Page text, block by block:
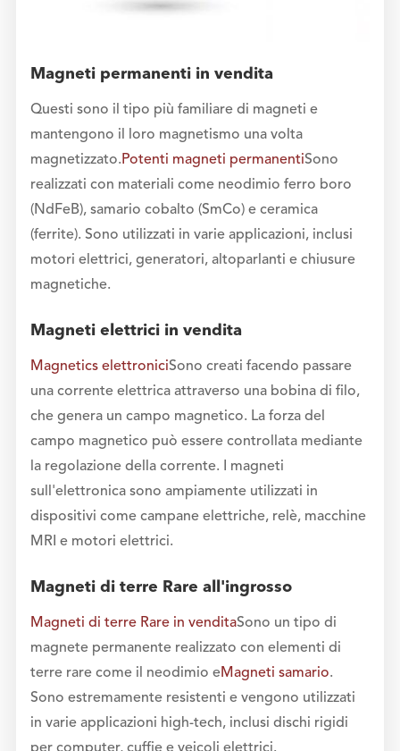
Magneti permanenti in vendita
Questi sono il tipo più familiare di magneti e
mantengono il loro magnetismo una volta
magnetizzato. Potenti magneti permanentiSono
realizzati con materiali come neodimio ferro boro
(NdFeB), samario cobalto (SmCo) e ceramica
(ferrite). Sono utilizzati in varie applicazioni, inclusi
motori elettrici, generatori, altoparlanti e chiusure
magnetiche.
Magneti elettrici in vendita
Magnetics elettroniciSono creati facendo passare
una corrente elettrica attraverso una bobina di filo,
che genera un campo magnetico. La forza del
campo magnetico può essere controllata mediante
la regolazione della corrente. I magneti
sull'elettronica sono ampiamente utilizzati in
dispositivi come campane elettriche, relè, macchine
MRI e motori elettrici.
Magneti di terre Rare all'ingrosso
Magneti di terre Rare in venditaSono un tipo di
magnete permanente realizzato con elementi di
terre rare come il neodimio eMagneti samario.
Sono estremamente resistenti e vengono utilizzati
in varie applicazioni high-tech, inclusi dischi rigidi
per computer, cuffie e veicoli elettrici.